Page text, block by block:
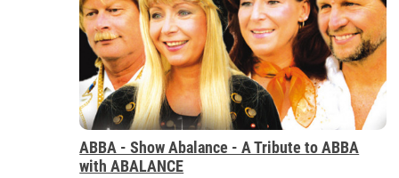
ABBA - Show Abalance - A Tribute to ABBA
with ABALANCE